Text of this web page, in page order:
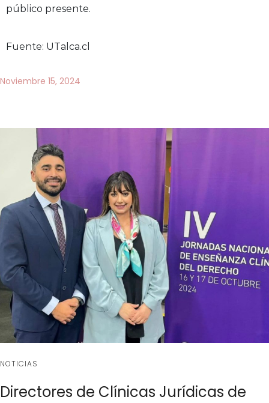
público presente.
Fuente: UTalca.cl
Noviembre 15, 2024
NOTICIAS
Directores de Clínicas Jurídicas de